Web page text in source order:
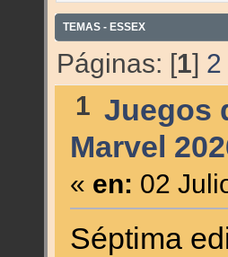
TEMAS - ESSEX
Páginas: [1] 2
1 Juegos
Marvel
« en: 02
Séptima